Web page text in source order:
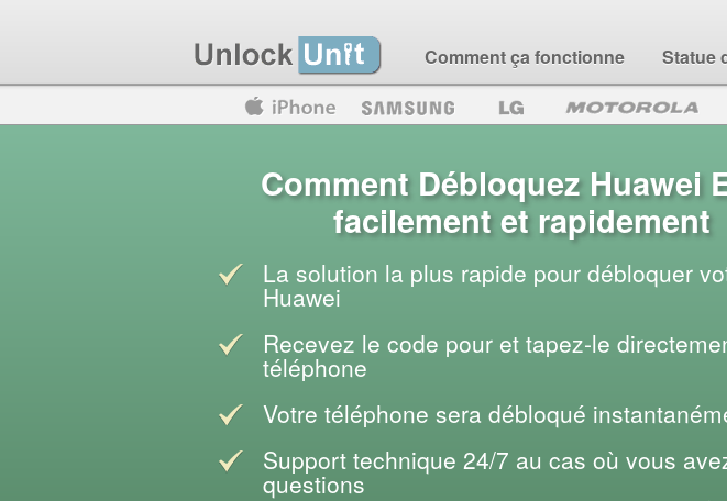
Comment ça fonctionne Statue
Blackberry
Comment Débloquez Huawei
facilement et rapidement
La solution la plus rapide pour débloquer
Huawei
Recevez le code pour et tapez-le
téléphone
Votre téléphone sera débloqué
Support technique 24/7 au cas où vous
questions